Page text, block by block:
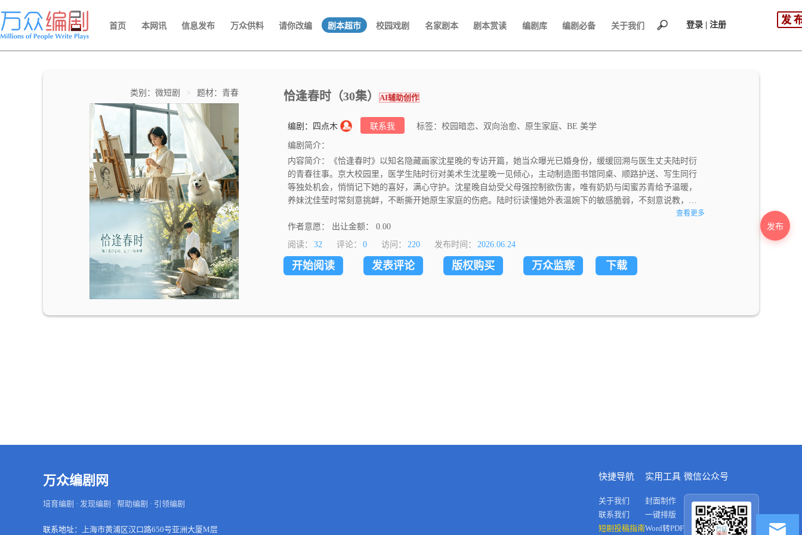
首页 本网讯 信息发布 万众供料 请你改编 剧本超市 校园戏剧 名家剧本 剧本赏读 编剧库 编剧必备 关于我们 登录 | 注册
发布
类别：微短剧 > 题材：青春 恰逢春时（30集） AI辅助创作
编剧：四点木 联系我 标签：校园暗恋、双向治愈、原生家庭、BE 美学
编剧简介：
内容简介：《恰逢春时》以知名隐藏画家沈星晚的专访开篇，她当众曝光已婚身份，缓缓回溯与医生丈夫陆时衍
的青春往事。京大校园里，医学生陆时衍对美术生沈星晚一见倾心，主动制造图书馆同桌、顺路护送、写生同行
等独处机会，悄悄记下她的喜好，满心守护。沈星晚自幼受父母强控制欲伤害，唯有奶奶与闺蜜苏青给予温暖，
养妹沈佳莹时常刻意挑衅，不断撕开她原生家庭的伤疤。陆时衍读懂她外表温婉下的敏感脆弱，不刻意说教，只
用沉默陪伴与温柔偏爱治愈她。在温煦、梁亦辰、苏青一众好友助攻下，二人于苏市水乡确定恋爱关系，互相袒
露过往伤痛，感情稳步升温。沈佳莹幡然醒悟远赴追梦，沈父沈母也逐渐反思过错。毕业后两人成婚，沈星晚亲
手设计婚戒，陆时衍筹备求婚，幸福近在眼前，一场车祸骤然击碎一切，陆时衍救人离世，沈星晚独自穿着婚纱
查看更多
作者意愿： 出让金额： 0.00
阅读：
32 评论： 0 访问： 220 发布时间： 2026.06.24
开始阅读 发表评论 版权购买 万众监察 下载
万众编剧网
培育编剧 · 发现编剧 · 帮助编剧 · 引领编剧
联系地址： 上海市黄浦区汉口路650号亚洲大厦M层
快捷导航
关于我们
联系我们
短剧投稿指南
实用工具
封面制作
一键排版
Word转PDF
微信公众号